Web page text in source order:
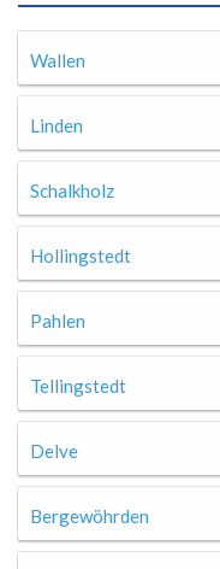
Wallen
Linden
Schalkholz
Hollingstedt
Pahlen
Tellingstedt
Delve
Bergewöhrden